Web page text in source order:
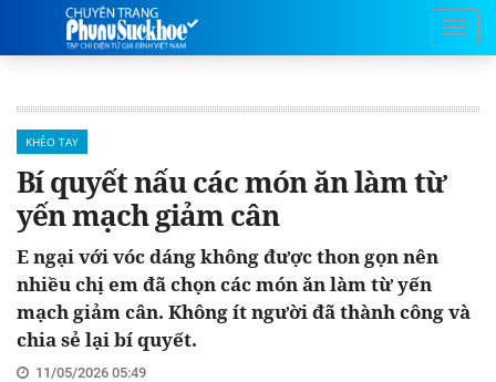
KHÉO TAY
Bí quyết nấu các món ăn làm từ
yến mạch giảm cân
E ngại với vóc dáng không được thon gọn nên
nhiều chị em đã chọn các món ăn làm từ yến
mạch giảm cân. Không ít người đã thành công và
chia sẻ lại bí quyết.
11/05/2026 05:49